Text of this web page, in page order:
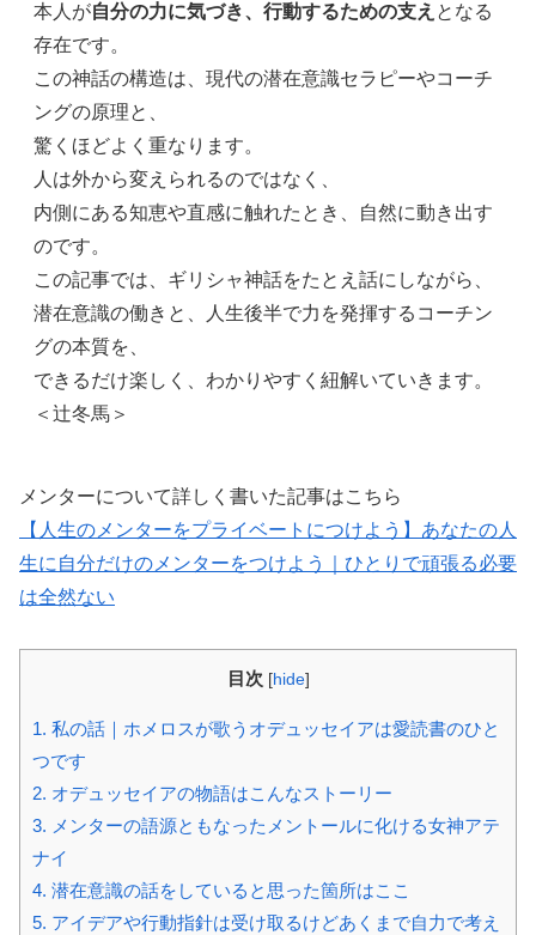
本人が自分の力に気づき、行動するための支え となる
存在です。
この神話の構造は、現代の潜在意識セラピーやコーチ
ングの原理と、
驚くほどよく重なります。
人は外から変えられるのではなく、
内側にある知恵や直感に触れたとき、自然に動き出す
のです。
この記事では、ギリシャ神話をたとえ話にしながら、
潜在意識の働きと、人生後半で力を発揮するコーチン
グの本質を、
できるだけ楽しく、わかりやすく紐解いていきます。
＜辻冬馬＞
メンターについて詳しく書いた記事はこちら
【人生のメンターをプライベートにつけよう】あなたの人
生に自分だけのメンターをつけよう｜ひとりで頑張る必要
は全然ない
目次 [hide]
1. 私の話｜ホメロスが歌うオデュッセイアは愛読書のひと
つです
2. オデュッセイアの物語はこんなストーリー
3. メンターの語源ともなったメントールに化ける女神アテ
ナイ
4. 潜在意識の話をしていると思った箇所はここ
5. アイデアや行動指針は受け取るけどあくまで自力で考え